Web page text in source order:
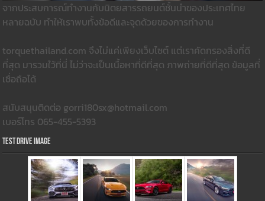
จากประสบการณ์ทำงานกับนิตยสารรถยนต์ชั้นนำของประเทศไทย
หลายฉบับ ทำให้เราพบทั้งข้อดีและจุดด้วยของการทำงาน
torquethailand.com จึงไม่แค่เพียงเว็บไซต์ แต่เราคัดกรองสิ่งที่ดี
ที่สุด มารวมใว้ที่นี่ ไม่ว่าจะเป็นเนื้อหาที่ดีที่สุด ภาพถ่ายที่ดีที่สุด ข้อมูลที่
เชื่อถือได้
สนับสนุนติดต่อ gorri180sx@hotmail.com
เบอร์โทร 065-455-5393
Test Drive Image